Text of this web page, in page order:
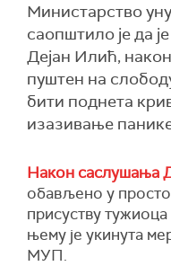
Министарство
саопштило је да
Дејан Илић,
пуштен на
бити поднета
изазивање
Након саслушања
обављено у
присуству
њему је укинута
МУП.